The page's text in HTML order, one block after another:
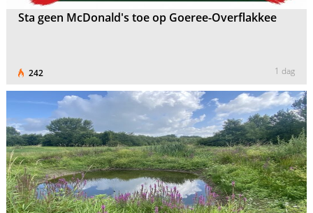
Sta geen McDonald's toe op Goeree-Overflakkee
242 1 dag